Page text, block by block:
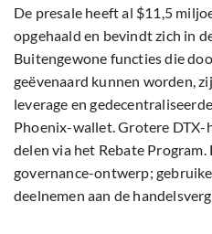
De presale heeft al $11,5
opgehaald en bevindt zich in
Buitengewone functies die
geëvenaard kunnen worden,
leverage en
Phoenix-wallet. Grotere
delen via het Rebate
governance-ontwerp;
deelnemen aan de